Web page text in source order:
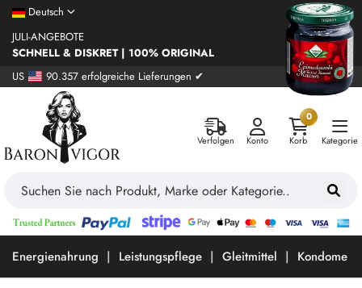
Deutsch
JULI-ANGEBOTE
SCHNELL & DISKRET | 100% ORIGINAL
US
90.357 erfolgreiche Lieferungen ✔
Verfolgen Konto
0
Korb
Kategorie
Energienahrung Leistungspflege Gleitmittel Kondome